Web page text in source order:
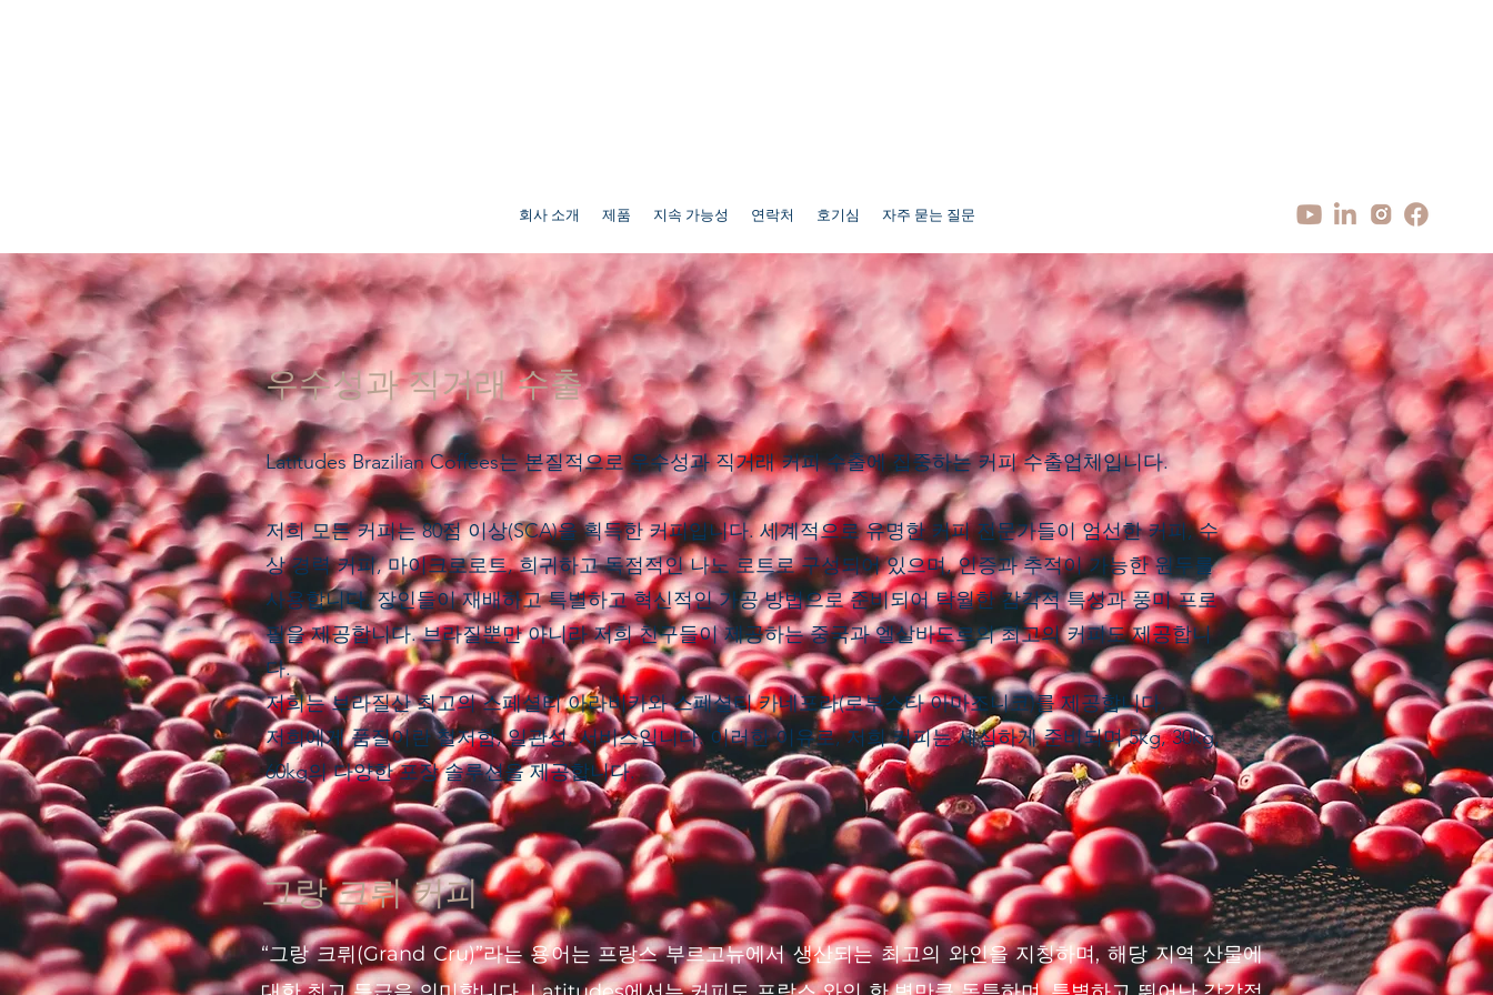
회사 소개 제품 지속 가능성 연락처 호기심 자주 묻는 질문
우수성과 직거래 수출
Latitudes Brazilian Coffees는 본질적으로 우수성과 직거래 커피 수출에 집중하는 커피 수출업체입니다.
저희 모든 커피는 80점 이상(SCA)을 획득한 커피입니다. 세계적으로 유명한 커피 전문가들이 엄선한 커피, 수
상 경력 커피, 마이크로로트, 희귀하고 독점적인 나노 로트로 구성되어 있으며, 인증과 추적이 가능한 원두를
사용합니다. 장인들이 재배하고 특별하고 혁신적인 가공 방법으로 준비되어 탁월한 감각적 특성과 풍미 프로
필을 제공합니다. 브라질뿐만 아니라 저희 친구들이 제공하는 중국과 엘살바도르의 최고의 커피도 제공합니
다.
저희는 브라질산 최고의 스페셜티 아라비카와 스페셜티 카네포라(로부스타 아마조니코)를 제공합니다.
저희에게 품질이란 철저함, 일관성, 서비스입니다. 이러한 이유로, 저희 커피는 세심하게 준비되며 5kg, 30kg,
60kg의 다양한 포장 솔루션을 제공합니다.
그랑 크뤼 커피
“그랑 크뤼(Grand Cru)”라는 용어는 프랑스 부르고뉴에서 생산되는 최고의 와인을 지칭하며, 해당 지역 산물에